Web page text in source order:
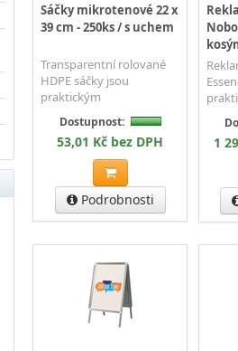
Sáčky mikrotenové 22 x
39 cm - 250ks / s uchem
Transparentní rolované
HDPE sáčky jsou
praktickým
Dostupnost:
53,01 Kč bez DPH
Podrobnosti
1